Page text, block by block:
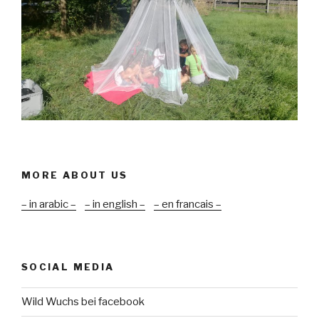
MORE ABOUT US
– in arabic – – in english – – en francais –
SOCIAL MEDIA
Wild Wuchs bei facebook